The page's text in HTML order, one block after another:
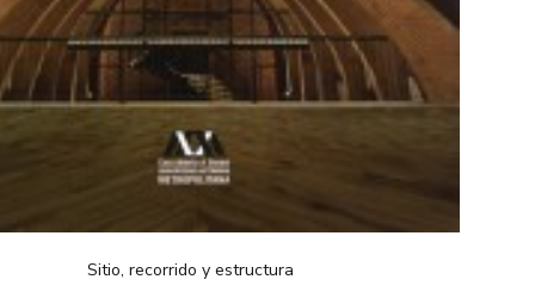
Sitio, recorrido y estructura